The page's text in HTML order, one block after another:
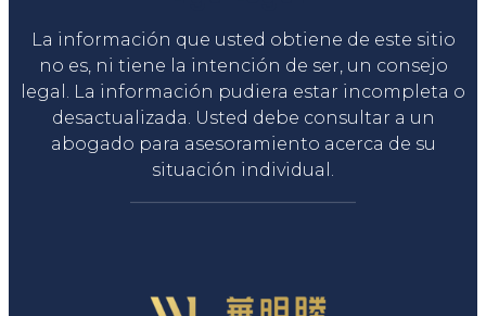
La información que usted obtiene de este sitio
no es, ni tiene la intención de ser, un consejo
legal. La información pudiera estar incompleta o
desactualizada. Usted debe consultar a un
abogado para asesoramiento acerca de su
situación individual.